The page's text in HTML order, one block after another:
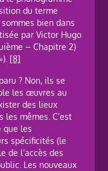
du terme
bien dans
par Victor Hugo
– Chapitre 2)
[8]
? Non, ils se
les œuvres au
des lieux
mêmes. C’est
que les
spécificités (le
de l’accès des
Les nouveaux